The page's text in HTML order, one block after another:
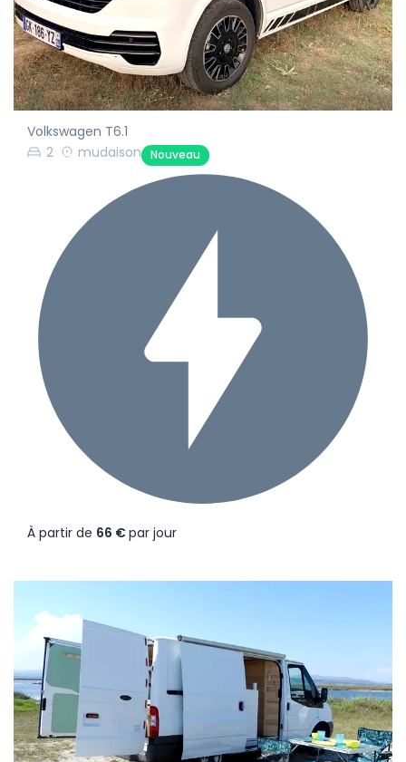
Volkswagen T6.1
2
mudaison Nouveau
À partir de 66 €par jour